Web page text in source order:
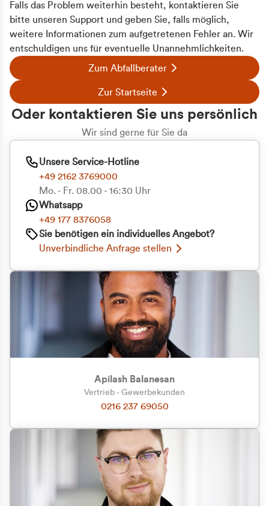
Zu welcher Kundengruppe
gehören Sie?
Privatkunde (inkl. MwSt.)
Geschäftskunde (exkl. MwSt.)
Falls das Problem weiterhin besteht, kontaktieren Sie
bitte unseren Support und geben Sie, falls möglich,
weitere Informationen zum aufgetretenen Fehler an. Wir
entschuldigen uns für eventuelle Unannehmlichkeiten.
Zum Abfallberater
Zur Startseite
Oder kontaktieren Sie uns persönlich
Wir sind gerne für Sie da
Unsere Service-Hotline
+49 2162 3769000
Mo. - Fr. 08.00 - 16:30 Uhr
Whatsapp
+49 177 8376058
Sie benötigen ein individuelles Angebot?
Unverbindliche Anfrage stellen
Apilash Balanesan
Vertrieb - Gewerbekunden
0216 237 69050